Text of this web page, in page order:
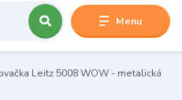
Menu
Leitz 5008 WOW - metalická